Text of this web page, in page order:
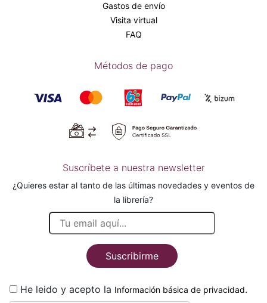
Gastos de envío
Visita virtual
FAQ
Métodos de pago
Suscríbete a nuestra newsletter
¿Quieres estar al tanto de las últimas novedades y eventos de
la librería?
Suscribirme
He leido y acepto la Información básica de privacidad.